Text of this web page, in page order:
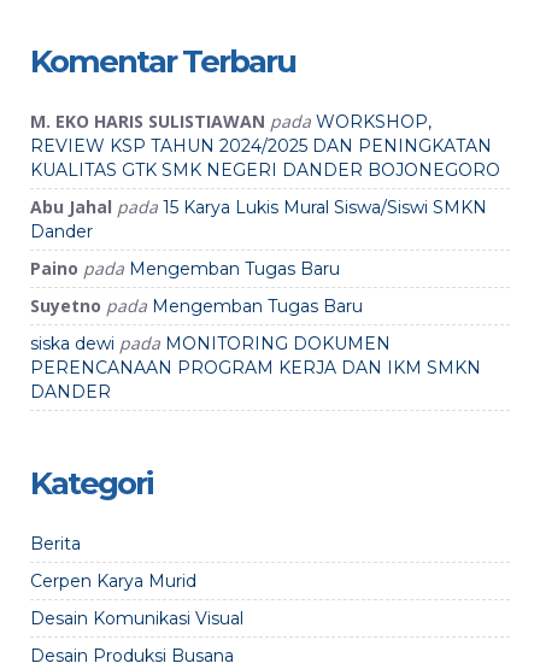
Komentar Terbaru
M. EKO HARIS SULISTIAWAN pada WORKSHOP,
REVIEW KSP TAHUN 2024/2025 DAN PENINGKATAN
KUALITAS GTK SMK NEGERI DANDER BOJONEGORO
Abu Jahal pada 15 Karya Lukis Mural Siswa/Siswi SMKN
Dander
Paino pada Mengemban Tugas Baru
Suyetno pada Mengemban Tugas Baru
siska dewi pada MONITORING DOKUMEN
PERENCANAAN PROGRAM KERJA DAN IKM SMKN
DANDER
Kategori
Berita
Cerpen Karya Murid
Desain Komunikasi Visual
Desain Produksi Busana